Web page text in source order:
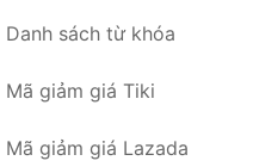
Danh sách từ khóa
Mã giảm giá Tiki
Mã giảm giá Lazada